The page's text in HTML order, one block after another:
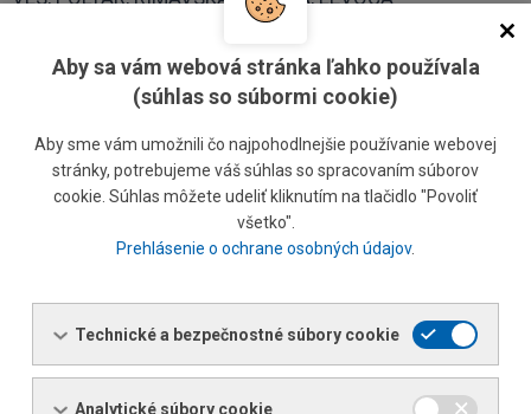
Ing. Mária Vološínová
Regionálny predajca
Tel.:+421 903 720 131
E-mail:maria.volosinova@ferona.sk
Referent predaja
Tel.: +421 55 6802 606
E-mail:silvia.romsakova@ferona.sk
Aby sa vám webová stránka ľahko používala
(súhlas so súbormi cookie)
Aby sme vám umožnili čo najpohodlnejšie používanie webovej
stránky, potrebujeme váš súhlas so spracovaním súborov
cookie. Súhlas môžete udeliť kliknutím na tlačidlo "Povoliť
všetko".
Prehlásenie o ochrane osobných údajov.
Technické a bezpečnostné súbory cookie
Analytické súbory cookie